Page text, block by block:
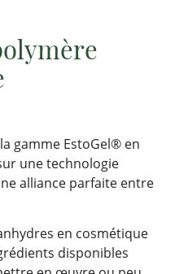
gamme EstoGel® en
une technologie
alliance parfaite entre
en cosmétique
disponibles